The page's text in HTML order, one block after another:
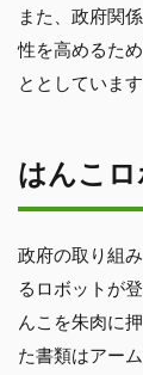
また、政府関
性を高めるた
ととしています
はんこ
政府の取り組
るロボットが
んこを朱肉に
た書類はアー